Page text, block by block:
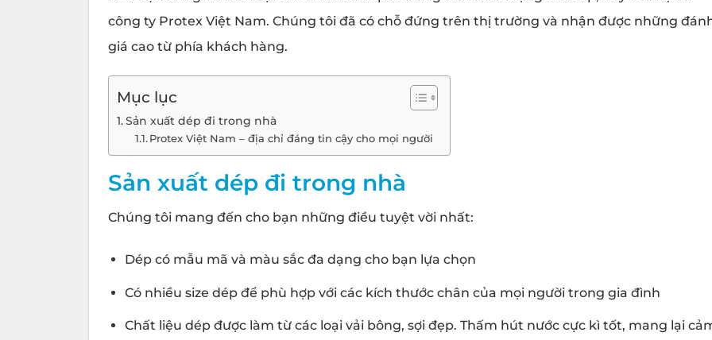
công ty Protex Việt Nam. Chúng tôi đã có chỗ đứng trên thị trường và nhận được những
giá cao từ phía khách hàng.
Mục lục
Sản xuất dép đi trong nhà
Protex Việt Nam – địa chỉ đáng tin cậy cho mọi người
Sản xuất dép đi trong nhà
Chúng tôi mang đến cho bạn những điều tuyệt vời nhất:
Dép có mẫu mã và màu sắc đa dạng cho bạn lựa chọn
Có nhiều size dép để phù hợp với các kích thước chân của mọi người trong gia đình
Chất liệu dép được làm từ các loại vải bông, sợi đẹp. Thấm hút nước cực kì tốt, mang lại